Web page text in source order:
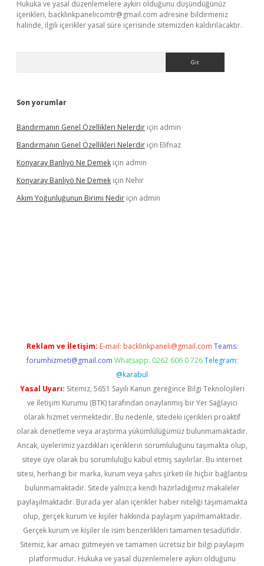
Hukuka ve yasal düzenlemelere aykırı olduğunu düşündüğünüz
içerikleri, backlinkpanelicomtr@gmail.com adresine bildirmeniz
halinde, ilgili içerikler yasal süre içerisinde sitemizden kaldırılacaktır.
Son yorumlar
Bandırmanın Genel Özellikleri Nelerdir için admin
Bandırmanın Genel Özellikleri Nelerdir için Elifnaz
Konyaray Banliyö Ne Demek için admin
Konyaray Banliyö Ne Demek için Nehir
Akım Yoğunluğunun Birimi Nedir için admin
Reklam ve İletişim: E-mail: backlinkpaneli@gmail.com Teams:
forumhizmeti@gmail.com Whatsapp: 0262 606 0 726 Telegram:
@karabul
Yasal Uyarı: Sitemiz, 5651 Sayılı Kanun gereğince Bilgi Teknolojileri
ve İletişim Kurumu (BTK) tarafından onaylanmış bir Yer Sağlayıcı
olarak hizmet vermektedir. Bu nedenle, sitedeki içerikleri proaktif
olarak denetleme veya araştırma yükümlülüğümüz bulunmamaktadır.
Ancak, üyelerimiz yazdıkları içeriklerin sorumluluğunu taşımakta olup,
siteye üye olarak bu sorumluluğu kabul etmiş sayılırlar. Bu internet
sitesi, herhangi bir marka, kurum veya şahıs şirketi ile hiçbir bağlantısı
bulunmamaktadır. Sitede yalnızca kendi hazırladığımız makaleler
paylaşılmaktadır. Burada yer alan içerikler haber niteliği taşımamakta
olup, gerçek kurum ve kişiler hakkında paylaşım yapılmamaktadır.
Gerçek kurum ve kişiler ile isim benzerlikleri tamamen tesadüfidir.
Sitemiz, kar amacı gütmeyen ve tamamen ücretsiz bir bilgi paylaşım
platformudur. Hukuka ve yasal düzenlemelere aykırı olduğunu